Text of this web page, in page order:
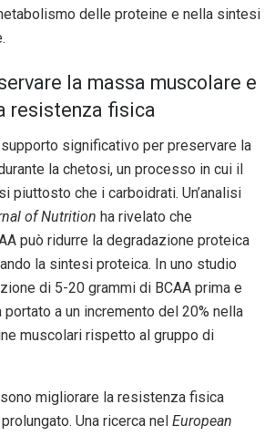
delle proteine e nella sintesi
la massa muscolare e
resistenza fisica
supporto significativo per preservare la
la chetosi, un processo in cui il
piuttosto che i carboidrati. Un’analisi
of Nutrition ha rivelato che
può ridurre la degradazione proteica
la sintesi proteica. In uno studio
di 5-20 grammi di BCAA prima e
portato a un incremento del 20% nella
muscolari rispetto al gruppo di
migliorare la resistenza fisica
Una ricerca nel European